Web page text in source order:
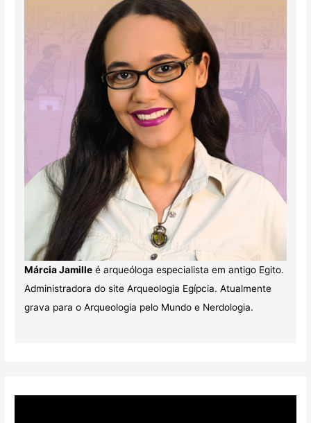
Márcia Jamilleé arqueóloga especialista em antigo Egito.
Administradora do site Arqueologia Egípcia. Atualmente
grava para o Arqueologia pelo Mundo e Nerdologia.